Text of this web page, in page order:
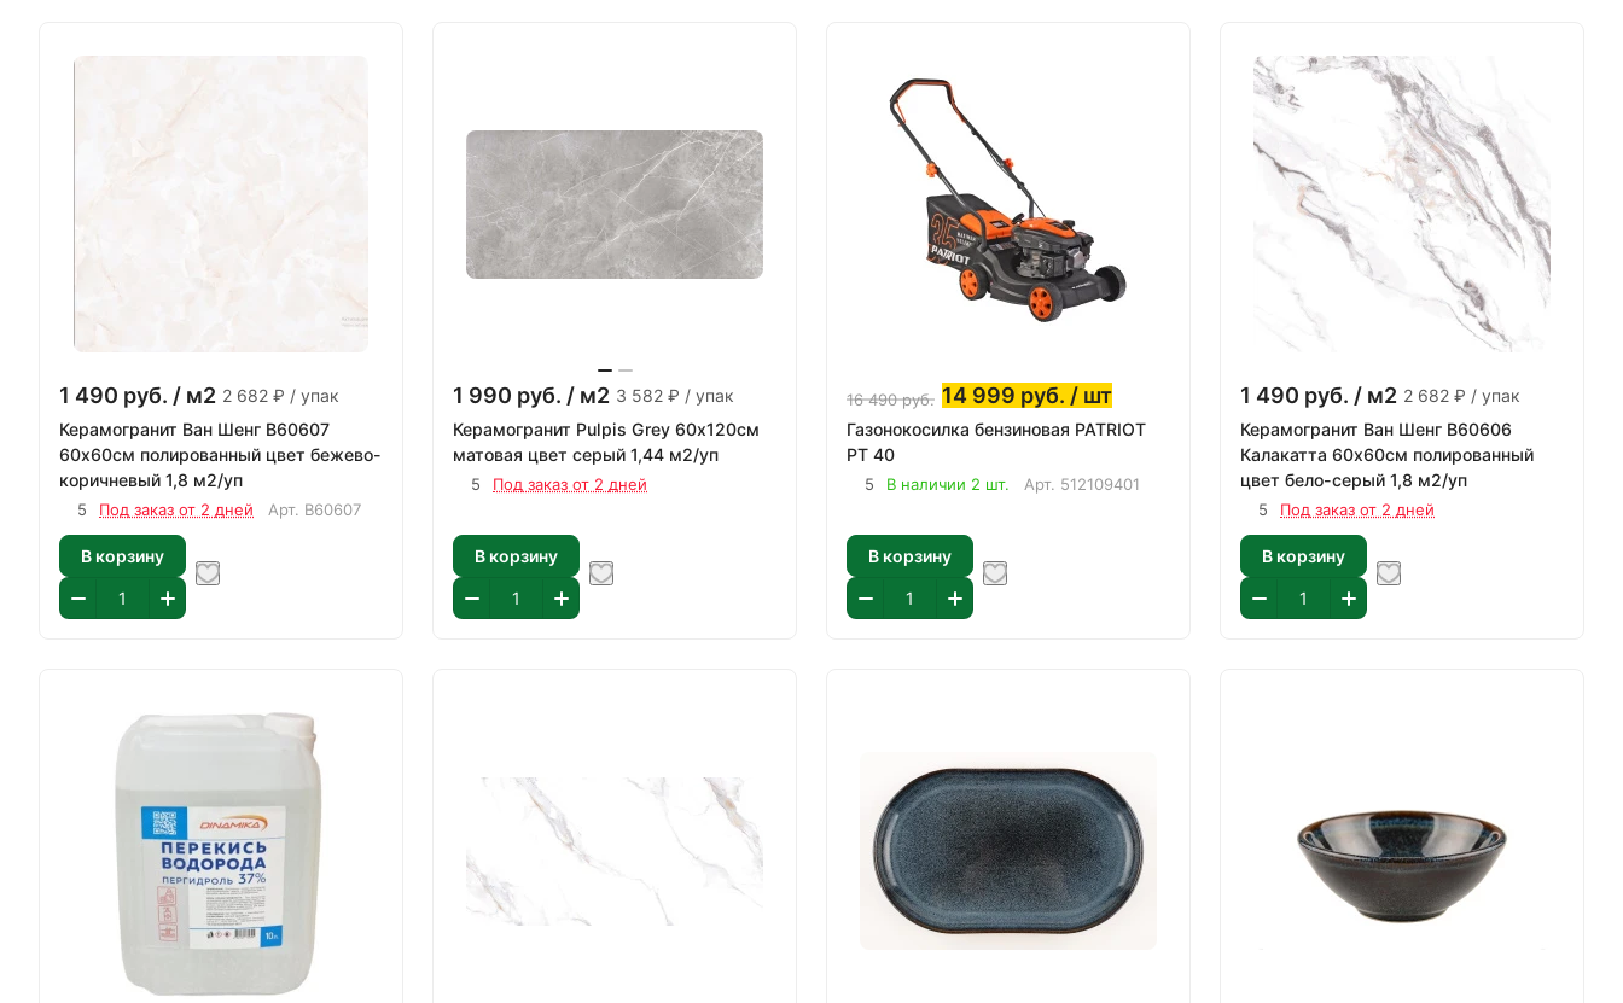
1 490 руб. / м2 2 682 ₽ / упак
Керамогранит Ван Шенг В60607
60х60см полированный цвет бежево-
коричневый 1,8 м2/уп
5 Под заказ от 2 дней Арт. В60607
В корзину
1 990 руб. / м2 3 582 ₽ / упак
Керамогранит Pulpis Grey 60х120см
матовая цвет серый 1,44 м2/уп
5 Под заказ от 2 дней
В корзину
16 490руб. 14 999 руб. / шт
Газонокосилка бензиновая PATRIOT
PT 40
5 В наличии 2 шт. Арт. 512109401
В корзину
1 490 руб. / м2 2 682 ₽ / упак
Керамогранит Ван Шенг В60606
Калакатта 60х60см полированный
цвет бело-серый 1,8 м2/уп
5 Под заказ от 2 дней
В корзину